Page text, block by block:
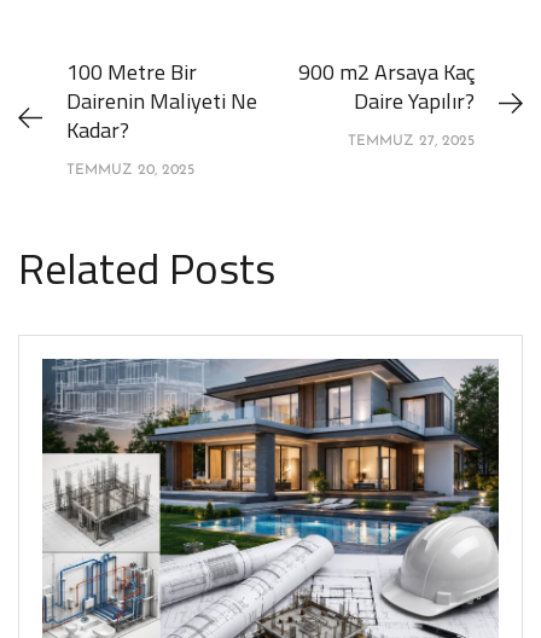
100 Metre Bir
Dairenin Maliyeti Ne
Kadar?
TEMMUZ 20, 2025
900 m2 Arsaya Kaç
Daire Yapılır?
TEMMUZ 27, 2025
Related Posts